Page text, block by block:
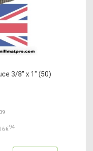
3/8" x 1" (50)
94